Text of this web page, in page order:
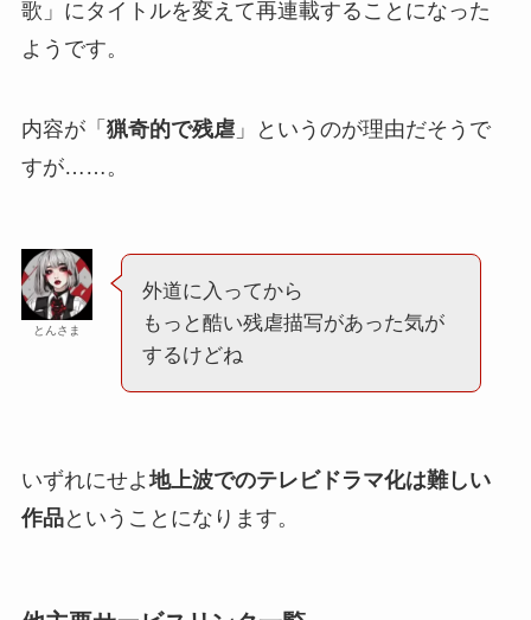
歌」にタイトルを変えて再連載することになった
ようです。
内容が「 猟奇的で残虐」というのが理由だそうで
すが……。
とんさま
外道に入ってから
もっと酷い残虐描写があった気が
するけどね
いずれにせよ地上波でのテレビドラマ化は難しい
作品ということになります。